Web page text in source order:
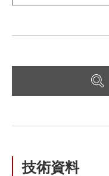
技術資料